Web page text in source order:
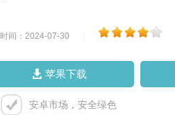
时间：2024-07-30
苹果下载
安卓市场，安全绿色